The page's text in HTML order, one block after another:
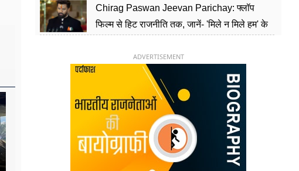
Chirag Paswan Jeevan Parichay: फ्लॉप
फिल्म से हिट राजनीति तक, जानें- 'मिले न मिले हम' के
ADVERTISEMENT